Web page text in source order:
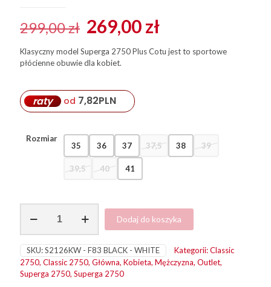
299,00zł Pierwotna
cena
wynosiła:
269,00złAktualna
cena
wynosi:
Klasyczny model Superga 2750 Plus Cotu jest to sportowe
płócienne obuwie dla kobiet.
raty od 7,82PLN
Rozmiar
35 36 37 37,5 38 39
39,5 40 41
2750
Plus
Black-
White
Dodaj do koszyka
SKU:S2126KW - F83 BLACK - WHITE Kategorii:Classic
2750, Classic 2750, Główna, Kobieta, Mężczyzna, Outlet,
Superga 2750, Superga 2750